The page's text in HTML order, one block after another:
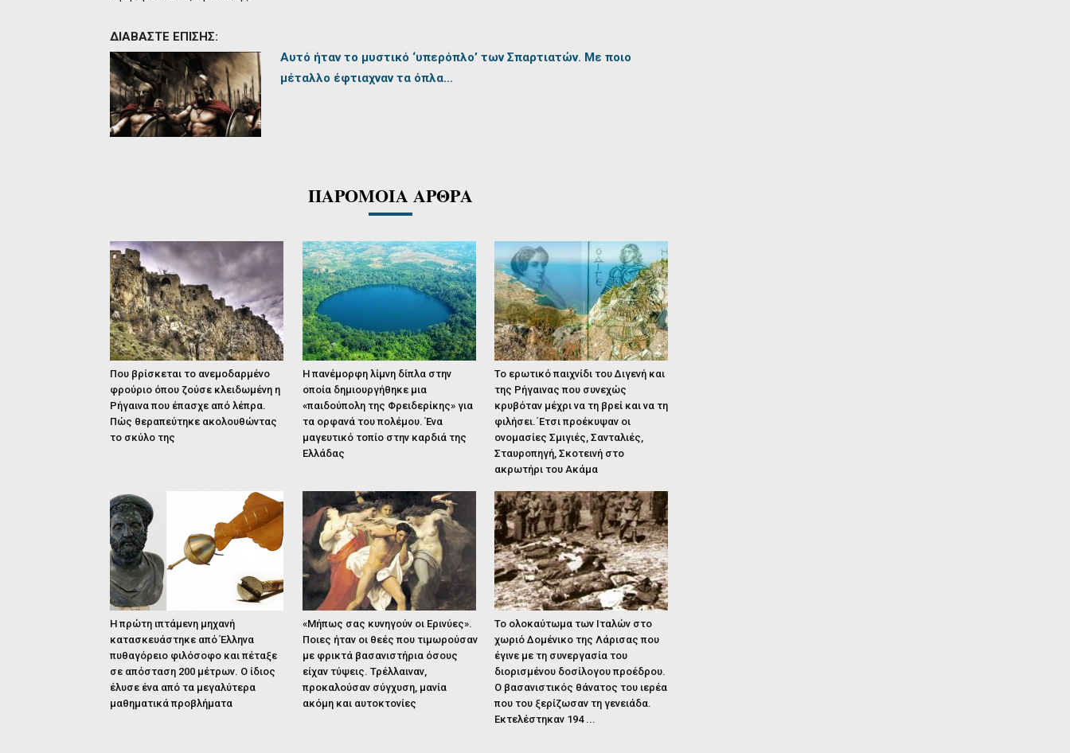
ΔΙΑΒΑΣΤΕ ΕΠΙΣΗΣ:
Αυτό ήταν το μυστικό ‘υπερόπλο’ των Σπαρτιατών. Με ποιο
μέταλλο έφτιαχναν τα όπλα…
ΠΑΡΟΜΟΙΑ ΑΡΘΡΑ
Που βρίσκεται το ανεμοδαρμένο
φρούριο όπου ζούσε κλειδωμένη η
Ρήγαινα που έπασχε από λέπρα.
Πώς θεραπεύτηκε ακολουθώντας
το σκύλο της
Η πανέμορφη λίμνη δίπλα στην
οποία δημιουργήθηκε μια
«παιδούπολη της Φρειδερίκης» για
τα ορφανά του πολέμου. Ένα
μαγευτικό τοπίο στην καρδιά της
Ελλάδας
Το ερωτικό παιχνίδι του Διγενή και
της Ρήγαινας που συνεχώς
κρυβόταν μέχρι να τη βρεί και να τη
φιλήσει.΄Ετσι προέκυψαν οι
ονομασίες Σμιγιές, Σανταλιές,
Σταυροπηγή, Σκοτεινή στο
ακρωτήρι του Ακάμα
Η πρώτη ιπτάμενη μηχανή
κατασκευάστηκε από Έλληνα
πυθαγόρειο φιλόσοφο και πέταξε
σε απόσταση 200 μέτρων. Ο ίδιος
έλυσε ένα από τα μεγαλύτερα
μαθηματικά προβλήματα
«Μήπως σας κυνηγούν οι Ερινύες».
Ποιες ήταν οι θεές που τιμωρούσαν
με φρικτά βασανιστήρια όσους
είχαν τύψεις. Τρέλλαιναν,
προκαλούσαν σύγχυση, μανία
ακόμη και αυτοκτονίες
Το ολοκαύτωμα των Ιταλών στο
χωριό Δομένικο της Λάρισας που
έγινε με τη συνεργασία του
διορισμένου δοσίλογου προέδρου.
Ο βασανιστικός θάνατος του ιερέα
που του ξερίζωσαν τη γενειάδα.
Εκτελέστηκαν 194 ...